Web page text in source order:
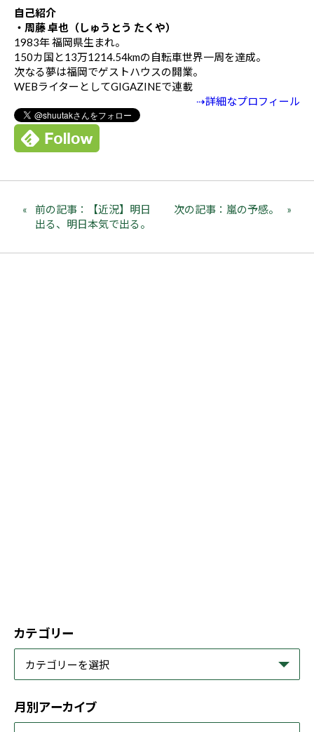
自己紹介
・周藤 卓也（しゅうとう たくや）
1983年 福岡県生まれ。
150カ国と13万1214.54kmの自転車世界一周を達成。
次なる夢は福岡でゲストハウスの開業。
WEBライターとしてGIGAZINEで連載
⇢詳細なプロフィール
前の記事：【近況】明日
出る、明日本気で出る。
次の記事：嵐の予感。
カテゴリー
月別アーカイブ